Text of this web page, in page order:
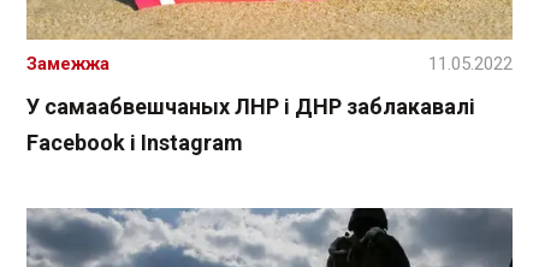
У самаабвешчаных ЛНР і ДНР заблакавалі
Facebook і Instagram
Замежжа 11.05.2022